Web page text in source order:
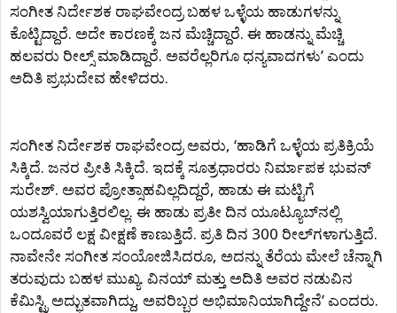
ಸಂಗೀತ ನಿರ್ದೇಶಕ ರಾಘವೇಂದ್ರ ಬಹಳ ಒಳ್ಳೆಯ ಹಾಡುಗಳನ್ನು
ಕೊಟ್ಟಿದ್ದಾರೆ. ಅದೇ ಕಾರಣಕ್ಕೆ ಜನ ಮೆಚ್ಚಿದ್ದಾರೆ. ಈ ಹಾಡನ್ನು ಮೆಚ್ಚಿ
ಹಲವರು ರೀಲ್ಸ್ ಮಾಡಿದ್ದಾರೆ. ಅವರೆಲ್ಲರಿಗೂ ಧನ್ಯವಾದಗಳು’ ಎಂದು
ಅದಿತಿ ಪ್ರಭುದೇವ ಹೇಳಿದರು.
ಸಂಗೀತ ನಿರ್ದೇಶಕ ರಾಘವೇಂದ್ರ ಅವರು, ‘ಹಾಡಿಗೆ ಒಳ್ಳೆಯ ಪ್ರತಿಕ್ರಿಯೆ
ಸಿಕ್ಕಿದೆ. ಜನರ ಪ್ರೀತಿ ಸಿಕ್ಕಿದೆ. ಇದಕ್ಕೆ ಸೂತ್ರಧಾರರು ನಿರ್ಮಾಪಕ ಭುವನ್‍
ಸುರೇಶ್‍. ಅವರ ಪ್ರೋತ್ಸಾಹವಿಲ್ಲದಿದ್ದರೆ, ಹಾಡು ಈ ಮಟ್ಟಿಗೆ
ಯಶಸ್ವಿಯಾಗುತ್ತಿರಲಿಲ್ಲ. ಈ ಹಾಡು ಪ್ರತೀ ದಿನ ಯೂಟ್ಯೂಬ್‍ನಲ್ಲಿ
ಒಂದೂವರೆ ಲಕ್ಷ ವೀಕ್ಷಣೆ ಕಾಣುತ್ತಿದೆ. ಪ್ರತಿ ದಿನ 300 ರೀಲ್‍ಗಳಾಗುತ್ತಿದೆ.
ನಾವೇನೇ ಸಂಗೀತ ಸಂಯೋಜಿಸಿದರೂ, ಅದನ್ನು ತೆರೆಯ ಮೇಲೆ ಚೆನ್ನಾಗಿ
ತರುವುದು ಬಹಳ ಮುಖ್ಯ. ವಿನಯ್‍ ಮತ್ತು ಅದಿತಿ ಅವರ ನಡುವಿನ
ಕೆಮಿಸ್ಟ್ರಿ ಅದ್ಭುತವಾಗಿದ್ದು, ಅವರಿಬ್ಬರ ಅಭಿಮಾನಿಯಾಗಿದ್ದೇನೆ’ ಎಂದರು.